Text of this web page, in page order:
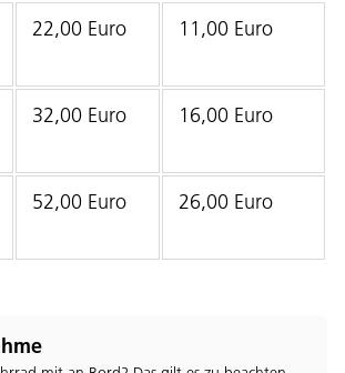
22,00 Euro 11,00 Euro
32,00 Euro 16,00 Euro
52,00 Euro 26,00 Euro